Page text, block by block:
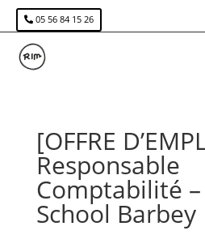
05 56 84 15 26
[OFFRE
Responsable
Comptabilité –
School Barbey